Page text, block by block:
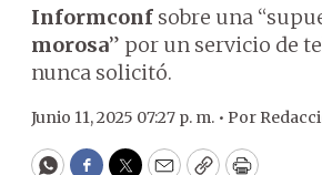
Informconf sobre una
morosa” por un servicio de
nunca solicitó.
Junio 11, 2025 07:27 p. m. • Por